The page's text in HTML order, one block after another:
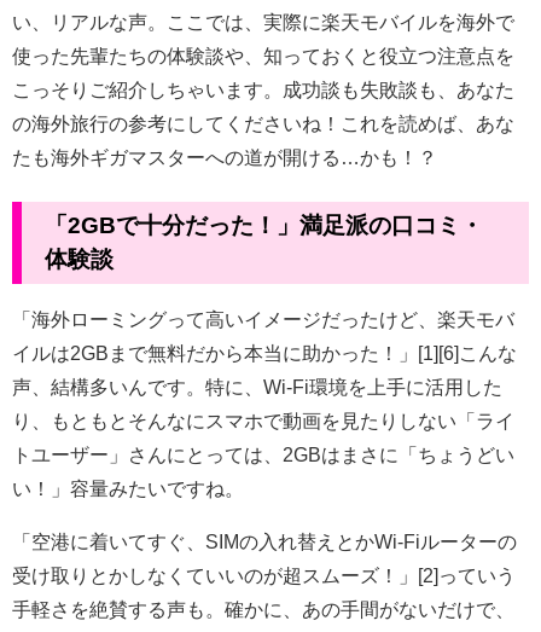
い、リアルな声。ここでは、実際に楽天モバイルを海外で
使った先輩たちの体験談や、知っておくと役立つ注意点を
こっそりご紹介しちゃいます。成功談も失敗談も、あなた
の海外旅行の参考にしてくださいね！これを読めば、あな
たも海外ギガマスターへの道が開ける…かも！？
「2GBで十分だった！」満足派の口コミ・
体験談
「海外ローミングって高いイメージだったけど、楽天モバ
イルは2GBまで無料だから本当に助かった！」[1][6]こんな
声、結構多いんです。特に、Wi-Fi環境を上手に活用した
り、もともとそんなにスマホで動画を見たりしない「ライ
トユーザー」さんにとっては、2GBはまさに「ちょうどい
い！」容量みたいですね。
「空港に着いてすぐ、SIMの入れ替えとかWi-Fiルーターの
受け取りとかしなくていいのが超スムーズ！」[2]っていう
手軽さを絶賛する声も。確かに、あの手間がないだけで、